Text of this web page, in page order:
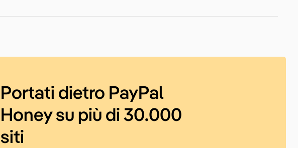
Portati dietro PayPal
Honey su più di 30.000
siti